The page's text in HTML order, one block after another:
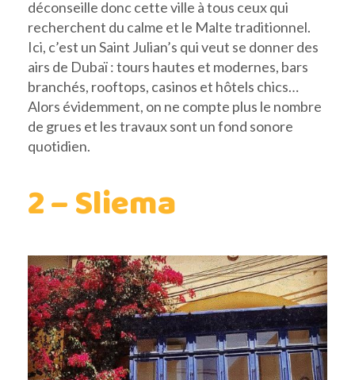
déconseille donc cette ville à tous ceux qui
recherchent du calme et le Malte traditionnel.
Ici, c’est un Saint Julian’s qui veut se donner des
airs de Dubaï : tours hautes et modernes, bars
branchés, rooftops, casinos et hôtels chics…
Alors évidemment, on ne compte plus le nombre
de grues et les travaux sont un fond sonore
quotidien.
2 – Sliema